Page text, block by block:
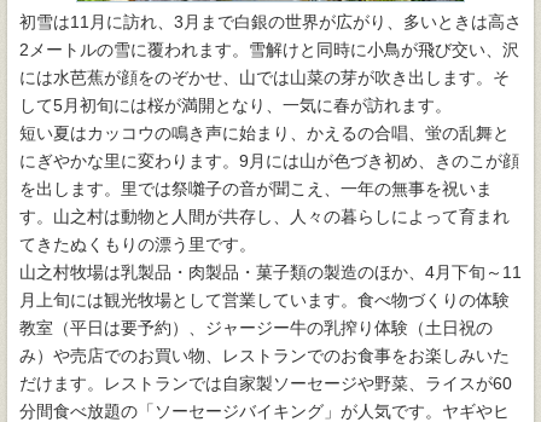
初雪は11月に訪れ、3月まで白銀の世界が広がり、多いときは高さ
2メートルの雪に覆われます。雪解けと同時に小鳥が飛び交い、沢
には水芭蕉が顔をのぞかせ、山では山菜の芽が吹き出します。そ
して5月初旬には桜が満開となり、一気に春が訪れます。
短い夏はカッコウの鳴き声に始まり、かえるの合唱、蛍の乱舞と
にぎやかな里に変わります。9月には山が色づき初め、きのこが顔
を出します。里では祭囃子の音が聞こえ、一年の無事を祝いま
す。山之村は動物と人間が共存し、人々の暮らしによって育まれ
てきたぬくもりの漂う里です。
山之村牧場は乳製品・肉製品・菓子類の製造のほか、4月下旬～11
月上旬には観光牧場として営業しています。食べ物づくりの体験
教室（平日は要予約）、ジャージー牛の乳搾り体験（土日祝の
み）や売店でのお買い物、レストランでのお食事をお楽しみいた
だけます。レストランでは自家製ソーセージや野菜、ライスが60
分間食べ放題の「ソーセージバイキング」が人気です。ヤギやヒ